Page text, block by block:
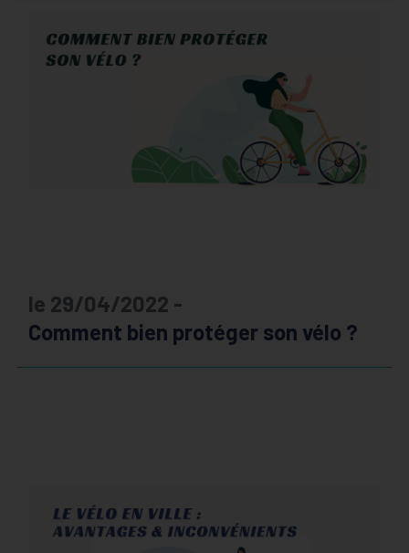
le 29/04/2022 -
Comment bien protéger son vélo ?